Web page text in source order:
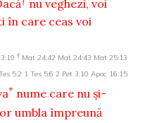
nu veghezi, voi
în care ceas voi
† Mat 24:42 Mat 24:43 Mat 25:13
5:2 1 Tes 5:6 2 Pet 3:10 Apoc 16:15
* nume care nu şi-
umbla împreună